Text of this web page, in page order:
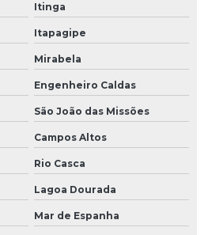
Itinga
Itapagipe
Mirabela
Engenheiro Caldas
São João das Missões
Campos Altos
Rio Casca
Lagoa Dourada
Mar de Espanha